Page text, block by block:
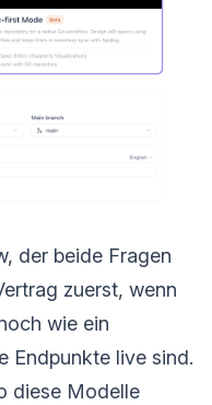
der beide Fragen
zuerst, wenn
wie ein
Endpunkte live sind.
diese Modelle